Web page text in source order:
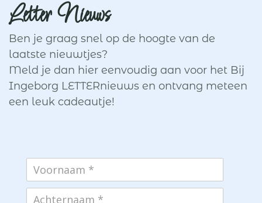
Letter Nieuws
Ben je graag snel op de hoogte van de
laatste nieuwtjes?
Meld je dan hier eenvoudig aan voor het Bij
Ingeborg LETTERnieuws en ontvang meteen
een leuk cadeautje!